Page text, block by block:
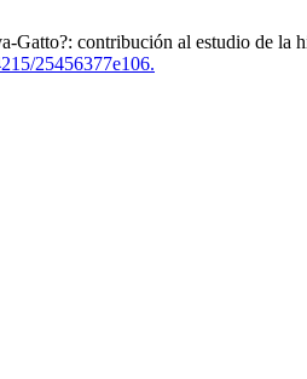
Gatto?: contribución al estudio de la
25456377e106.